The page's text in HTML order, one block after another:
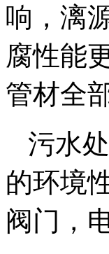
响，漓
腐性能
管材全
污水
的环境
阀门，